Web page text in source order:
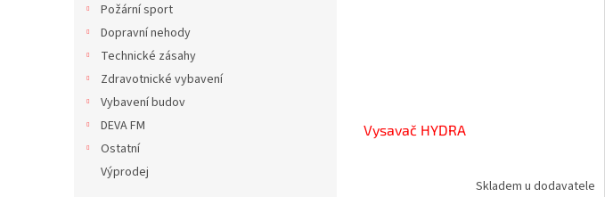
Požární sport
Dopravní nehody
Technické zásahy
Zdravotnické vybavení
Vybavení budov
DEVA FM
Ostatní
Výprodej
Vysavač HYDRA
Skladem u dodavatele